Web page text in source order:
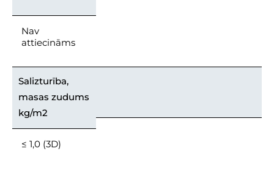
Nav
attiecināms
Salizturība,
masas zudums
kg/m2
≤ 1,0 (3D)